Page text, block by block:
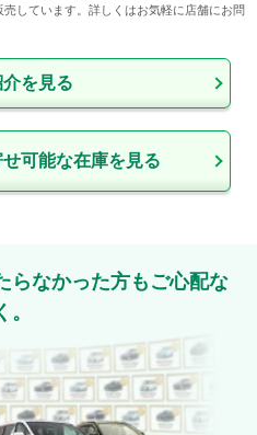
しています。詳しくはお気軽に店舗にお問
を見る
可能な在庫を見る
らなかった方もご心配な
。